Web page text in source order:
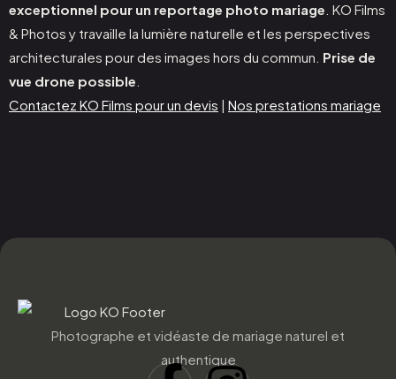
exceptionnel pour un reportage photo mariage . KO Films
& Photos y travaille la lumière naturelle et les perspectives
architecturales pour des images hors du commun. Prise de
vue drone possible
Contactez KO Films pour un devis | Nos prestations mariage
Photographe et vidéaste de mariage naturel et
authentique